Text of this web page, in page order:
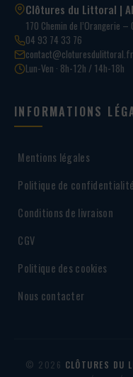
Clôtures du Littoral |
170 Chemin de l’Orangerie
04 93 74 33 76
contact@cloturesdulittoral.fr
Lun-Ven · 8h-12h / 14h-18h
INFORMATIONS
Mentions légales
Politique de confidentialité
Conditions de livraison
CGV
Politique des cookies
Nous contacter
© 2026 CLÔTURES DU